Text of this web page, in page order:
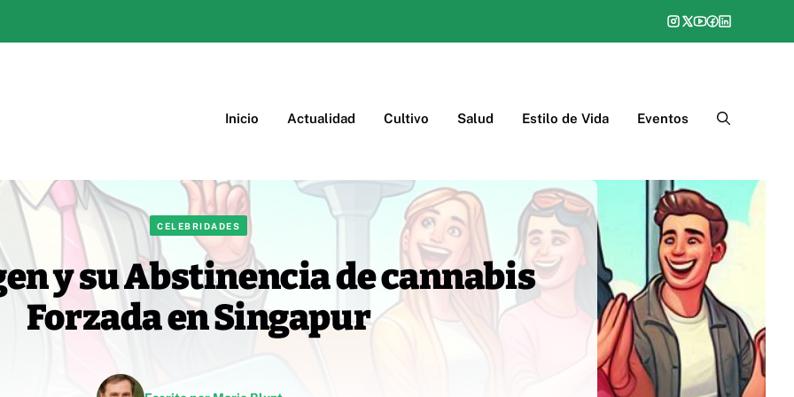
Inicio Actualidad Cultivo Salud Estilo de Vida Eventos
CELEBRIDADES
y su Abstinencia de cannabis
Forzada en Singapur